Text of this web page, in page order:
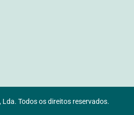
Todos os direitos reservados.